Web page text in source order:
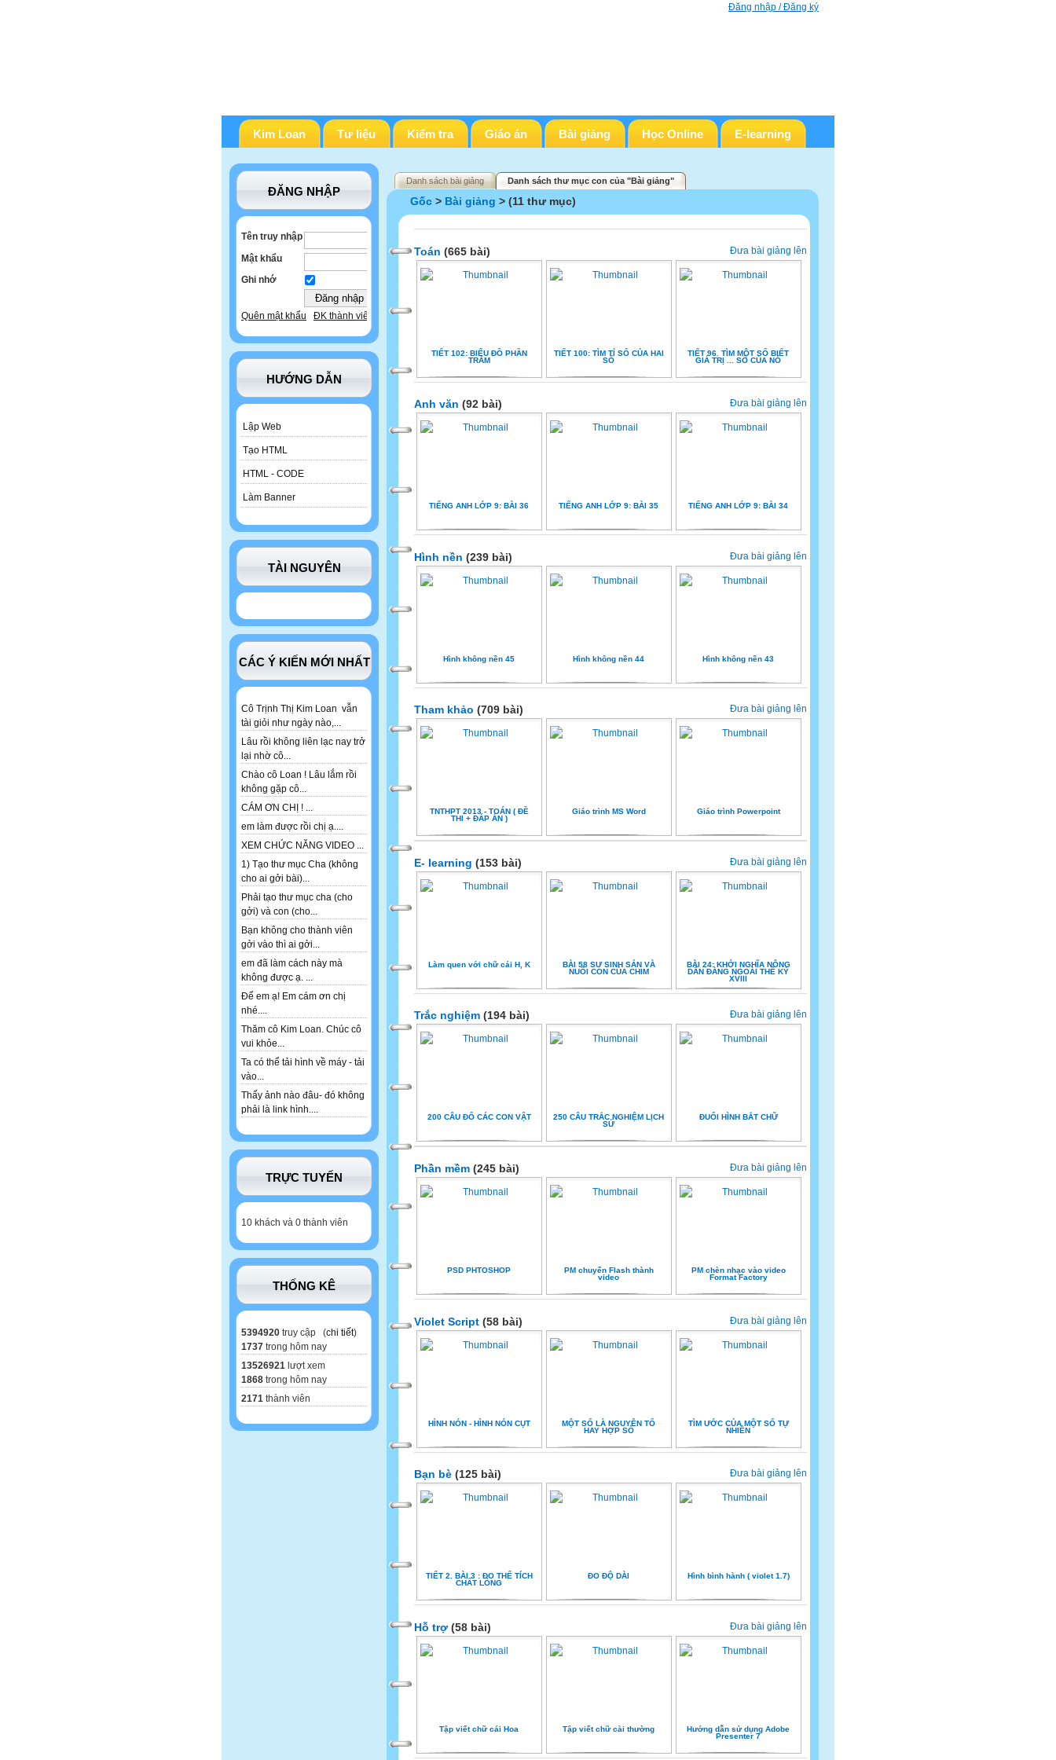
Đăng nhập / Đăng ký
Kim Loan Tư liệu Kiểm tra Giáo án Bài giảng Học Online E-learning
ĐĂNG NHẬP
Tên truy nhập
Mật khẩu
Ghi nhớ
Quên mật khẩu ĐK thành viên
HƯỚNG DẪN
Lập Web
Tạo HTML
HTML - CODE
Làm Banner
TÀI NGUYÊN
CÁC Ý KIẾN MỚI NHẤT
Cô Trịnh Thị Kim Loan vẫn
tài giỏi như ngày nào,...
Lâu rồi không liên lạc nay trở
lại nhờ cô...
Chào cô Loan ! Lâu lắm rồi
không gặp cô...
CÁM ƠN CHỊ ! ...
em làm được rồi chị ạ....
XEM CHỨC NĂNG VIDEO ...
1) Tạo thư mục Cha (không
cho ai gởi bài)...
Phải tạo thư mục cha (cho
gởi) và con (cho...
Bạn không cho thành viên
gởi vào thì ai gởi...
em đã làm cách này mà
không được ạ. ...
Để em ạ! Em cám ơn chị
nhé....
Thăm cô Kim Loan. Chúc cô
vui khỏe...
Ta có thể tải hình về máy - tải
vào...
Thấy ảnh nào đâu- đó không
phải là link hình....
TRỰC TUYẾN
10 khách và 0 thành viên
THỐNG KÊ
5394920 truy cập (chi tiết)
1737 trong hôm nay
13526921 lượt xem
1868 trong hôm nay
2171 thành viên
Danh sách bài giảng Danh sách thư mục con của "Bài giảng"
Gốc > Bài giảng > (11 thư mục)
Đưa bài giảng lên
Toán (665 bài)
TIẾT 102: BIỂU ĐỒ PHẦN
TRĂM
TIẾT 100: TÌM TỈ SỐ CỦA HAI
SỐ
TIẾT 96. TÌM MỘT SỐ BIẾT
GIÁ TRỊ ... SỐ CỦA NÓ
Đưa bài giảng lên
Anh văn (92 bài)
TIẾNG ANH LỚP 9: BÀI 36 TIẾNG ANH LỚP 9: BÀI 35 TIẾNG ANH LỚP 9: BÀI 34
Đưa bài giảng lên
Hình nền (239 bài)
Hình không nền 45 Hình không nền 44 Hình không nền 43
Đưa bài giảng lên
Tham khảo (709 bài)
TNTHPT 2013 - TOÁN ( ĐỀ
THI + ĐÁP ÁN )
Giáo trình MS Word Giáo trình Powerpoint
Đưa bài giảng lên
E- learning (153 bài)
Làm quen với chữ cái H, K
BÀI 58 SƯ SINH SẢN VÀ
NUÔI CON CỦA CHIM
BÀI 24: KHỞI NGHĨA NÔNG
DÂN ĐÀNG NGOÀI THẾ KỶ
XVIII
Đưa bài giảng lên
Trắc nghiệm (194 bài)
200 CÂU ĐỐ CÁC CON VẬT
250 CÂU TRẮC NGHIỆM LỊCH
SỬ
ĐUỔI HÌNH BẮT CHỮ
Đưa bài giảng lên
Phần mềm (245 bài)
PSD PHTOSHOP
PM chuyển Flash thành
video
PM chèn nhạc vào video
Format Factory
Đưa bài giảng lên
Violet Script (58 bài)
HÌNH NÓN - HÌNH NÓN CỤT
MỘT SỐ LÀ NGUYÊN TỐ
HAY HỢP SỐ
TÌM ƯỚC CỦA MỘT SỐ TỰ
NHIÊN
Đưa bài giảng lên
Bạn bè (125 bài)
TIẾT 2. BÀI 3 : ĐO THỂ TÍCH
CHẤT LỎNG
ĐO ĐỘ DÀI Hình bình hành ( violet 1.7)
Đưa bài giảng lên
Hỗ trợ (58 bài)
Tập viết chữ cái Hoa Tập viết chữ cài thường
Hướng dẫn sử dụng Adobe
Presenter 7